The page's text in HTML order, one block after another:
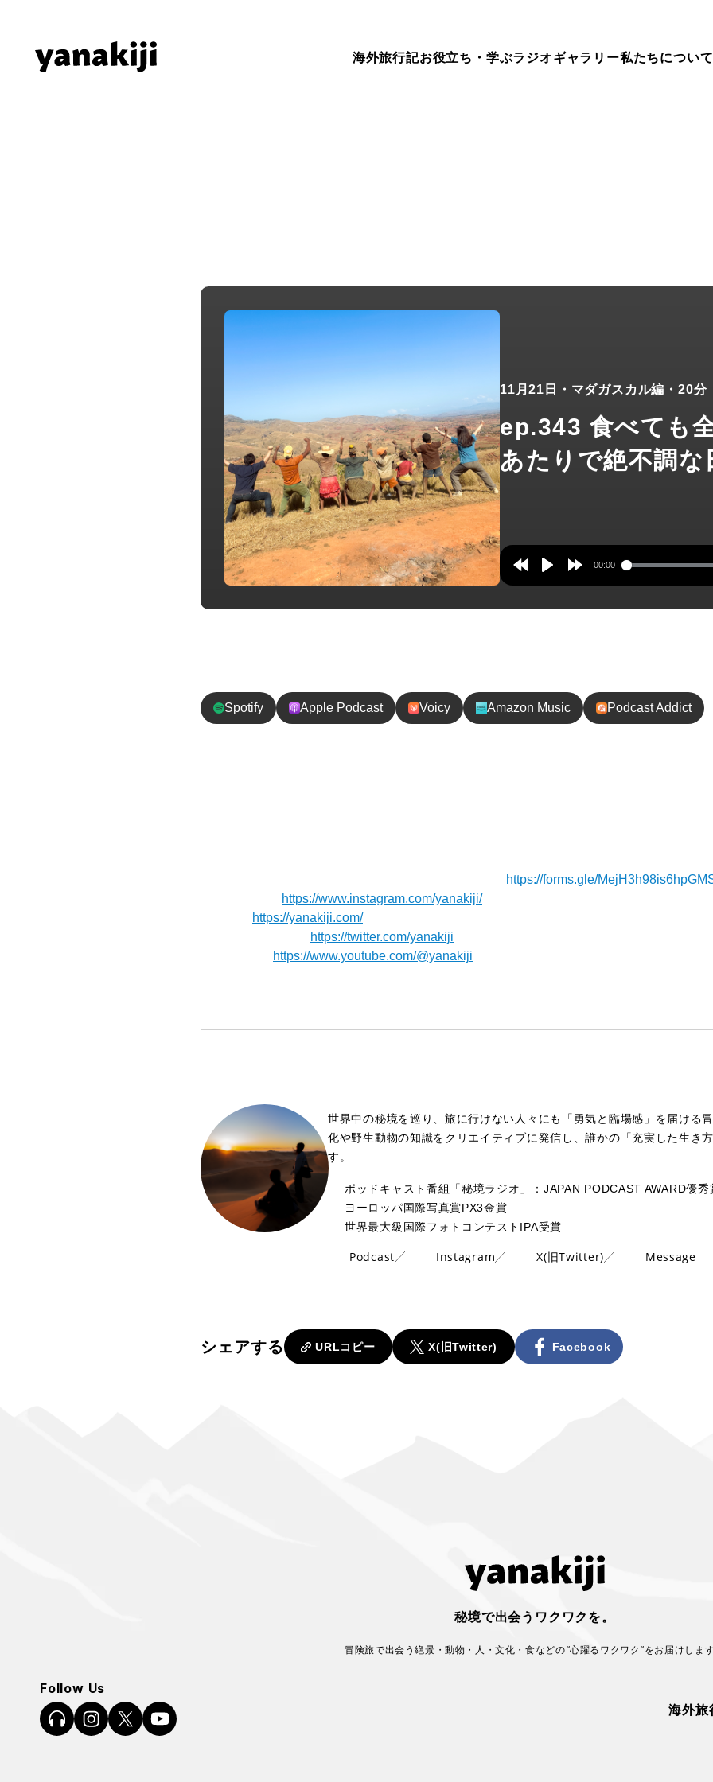
海外旅行記お役立ち・学ぶラジオギャラリー私たちについて
11月21日 ・マダガスカル編 ・20分
ep.343 食べても
あたりで絶不調な
RewindPlay Forward
00:00
Spotify Apple Podcast Voicy Amazon Music Podcast Addict
https://forms.gle/
https://www.instagram.com/yanakiji/
https://yanakiji.com/
https://twitter.com/yanakiji
https://www.youtube.com/@yanakiji
世界中の秘境を巡り、旅に行けない人々にも「勇気と臨場感」を届ける
化や野生動物の知識をクリエイティブに発信し、誰かの「充実した生き
す。
ポッドキャスト番組「秘境ラジオ」：JAPAN PODCAST AWARD優秀
ヨーロッパ国際写真賞PX3金賞
世界最大級国際フォトコンテストIPA受賞
Podcast Instagram X(旧Twitter) Message
シェアする URLコピー X(旧Twitter) Facebook
秘境で出会うワクワクを。
冒険旅で出会う絶景・動物・人・文化・食などの“心躍るワクワク“をお届けします
Follow Us
海外旅